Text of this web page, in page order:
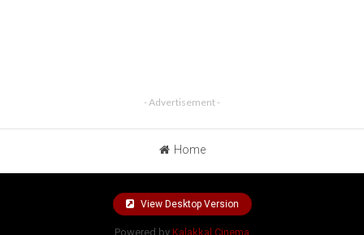
- Advertisement -
Home
View Desktop Version
Powered by Kalakkal Cinema